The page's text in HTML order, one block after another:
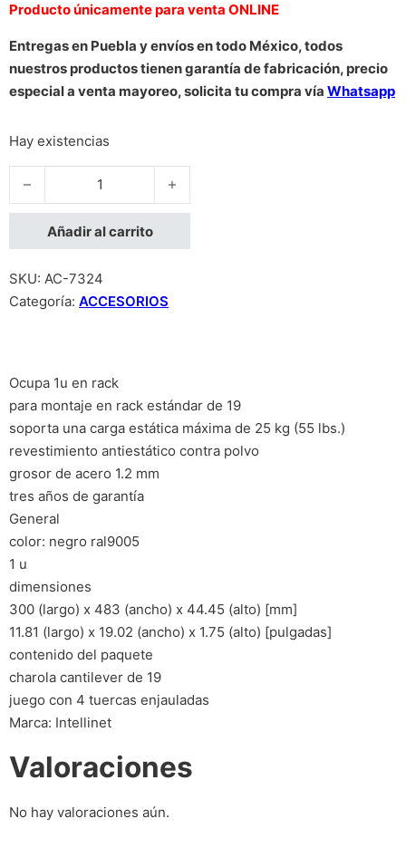
Producto únicamente para venta ONLINE
Entregas en Puebla y envíos en todo México, todos
nuestros productos tienen garantía de fabricación, precio
especial a venta mayoreo, solicita tu compra vía Whatsapp
Hay existencias
CHAROLA INTELLINET RACK 1U, 30CM 25KG cantidad
Añadir al carrito
SKU: AC-7324
Categoría: ACCESORIOS
Ocupa 1u en rack
para montaje en rack estándar de 19
soporta una carga estática máxima de 25 kg (55 lbs.)
revestimiento antiestático contra polvo
grosor de acero 1.2 mm
tres años de garantía
General
color: negro ral9005
1 u
dimensiones
300 (largo) x 483 (ancho) x 44.45 (alto) [mm]
11.81 (largo) x 19.02 (ancho) x 1.75 (alto) [pulgadas]
contenido del paquete
charola cantilever de 19
juego con 4 tuercas enjauladas
Marca: Intellinet
Valoraciones
No hay valoraciones aún.